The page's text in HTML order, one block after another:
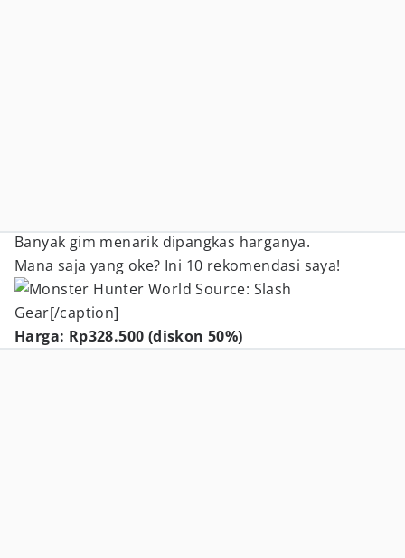
Banyak gim menarik dipangkas harganya.
Mana saja yang oke? Ini 10 rekomendasi saya!
Source: Slash
Gear[/caption]
Harga: Rp328.500 (diskon 50%)